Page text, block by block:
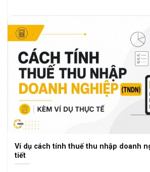
Ví dụ cách tính thuế thu nhập doanh
tiết